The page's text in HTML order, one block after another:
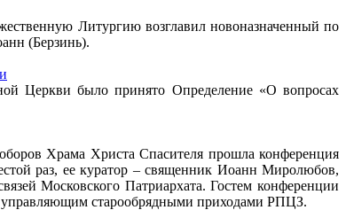
Литургию возглавил новоназначенный по
(Берзинь).
Церкви было принято Определение «О вопросах
Храма Христа Спасителя прошла конференция
раз, ее куратор – священник Иоанн Миролюбов,
Московского Патриархата. Гостем конференции
старообрядными приходами РПЦЗ.